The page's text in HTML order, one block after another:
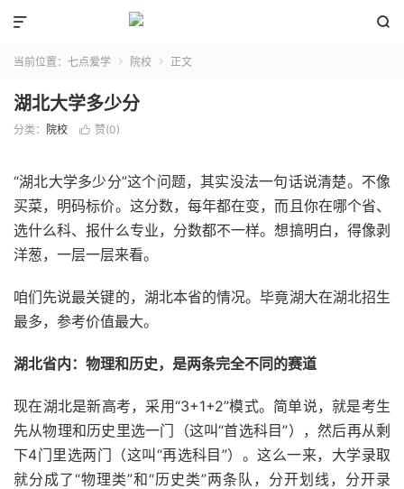


当前位置： 七点爱学  院校  正文
湖北大学多少分
分类： 院校  赞(0)
“湖北大学多少分”这个问题，其实没法一句话说清楚。不像
买菜，明码标价。这分数，每年都在变，而且你在哪个省、
选什么科、报什么专业，分数都不一样。想搞明白，得像剥
洋葱，一层一层来看。
咱们先说最关键的，湖北本省的情况。毕竟湖大在湖北招生
最多，参考价值最大。
湖北省内：物理和历史，是两条完全不同的赛道
现在湖北是新高考，采用“3+1+2”模式。简单说，就是考生
先从物理和历史里选一门（这叫“首选科目”），然后再从剩
下4门里选两门（这叫“再选科目”）。这么一来，大学录取
就分成了“物理类”和“历史类”两条队，分开划线，分开录